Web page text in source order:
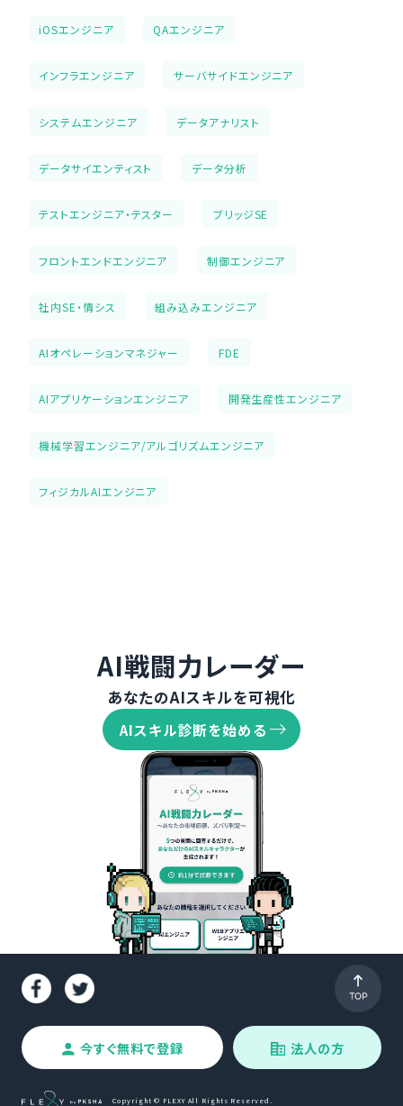
iOSエンジニア QAエンジニア
インフラエンジニア サーバサイドエンジニア
システムエンジニア データアナリスト
データサイエンティスト データ分析
テストエンジニア・テスター ブリッジSE
フロントエンドエンジニア 制御エンジニア
社内SE・情シス 組み込みエンジニア
AIオペレーションマネジャー FDE
AIアプリケーションエンジニア 開発生産性エンジニア
機械学習エンジニア/アルゴリズムエンジニア
フィジカルAIエンジニア
AI戦闘力レーダー
あなたのAIスキルを可視化
AIスキル診断を始める
今すぐ無料で登録 法人の方
Copyright © FLEXY All Rights Reserved.